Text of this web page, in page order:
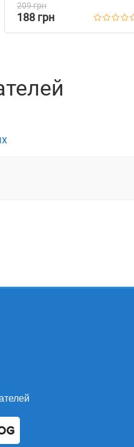
209 грн
188 грн